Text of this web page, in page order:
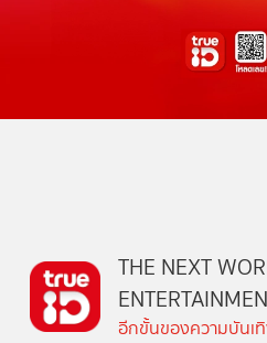
THE NEXT
อีกขั้นของความบันเ